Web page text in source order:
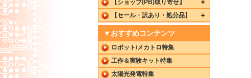
【ショップ(PB)取り寄せ】
【セール・訳あり・処分品】
▼おすすめコンテンツ
ロボット/メカトロ特集
工作＆実験キット特集
太陽光発電特集